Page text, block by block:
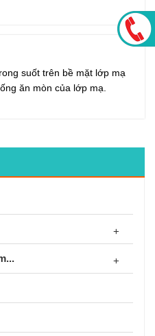
suốt trên bề mặt lớp mạ
ăn mòn của lớp mạ.
+
+